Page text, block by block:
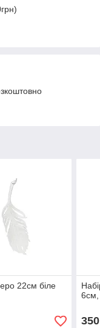
22см біле
350